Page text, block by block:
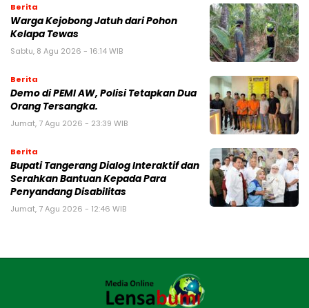
Berita
Warga Kejobong Jatuh dari Pohon
Kelapa Tewas
Sabtu, 8 Agu 2026 - 16:14 WIB
Berita
Demo di PEMI AW, Polisi Tetapkan Dua
Orang Tersangka.
Jumat, 7 Agu 2026 - 23:39 WIB
Berita
Bupati Tangerang Dialog Interaktif dan
Serahkan Bantuan Kepada Para
Penyandang Disabilitas
Jumat, 7 Agu 2026 - 12:46 WIB